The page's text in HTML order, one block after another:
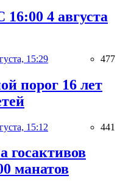
4 августа
15:29 477
порог 16 лет
15:12 441
госактивов
манатов